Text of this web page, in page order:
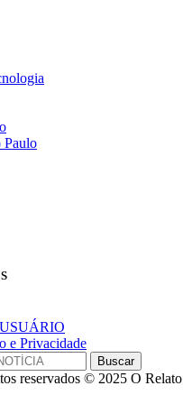
Paulo
e Privacidade
reservados © 2025 O Relato